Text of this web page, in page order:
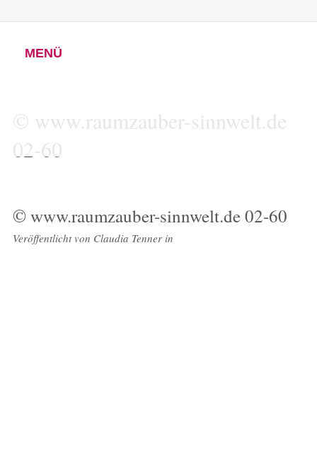
MENÜ
© www.raumzauber-sinnwelt.de
02-60
© www.raumzauber-sinnwelt.de 02-60
Veröffentlicht von Claudia Tennerin